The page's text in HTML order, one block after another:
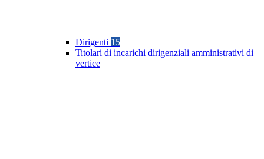
Dirigenti 15
Titolari di incarichi dirigenziali amministrativi di
vertice